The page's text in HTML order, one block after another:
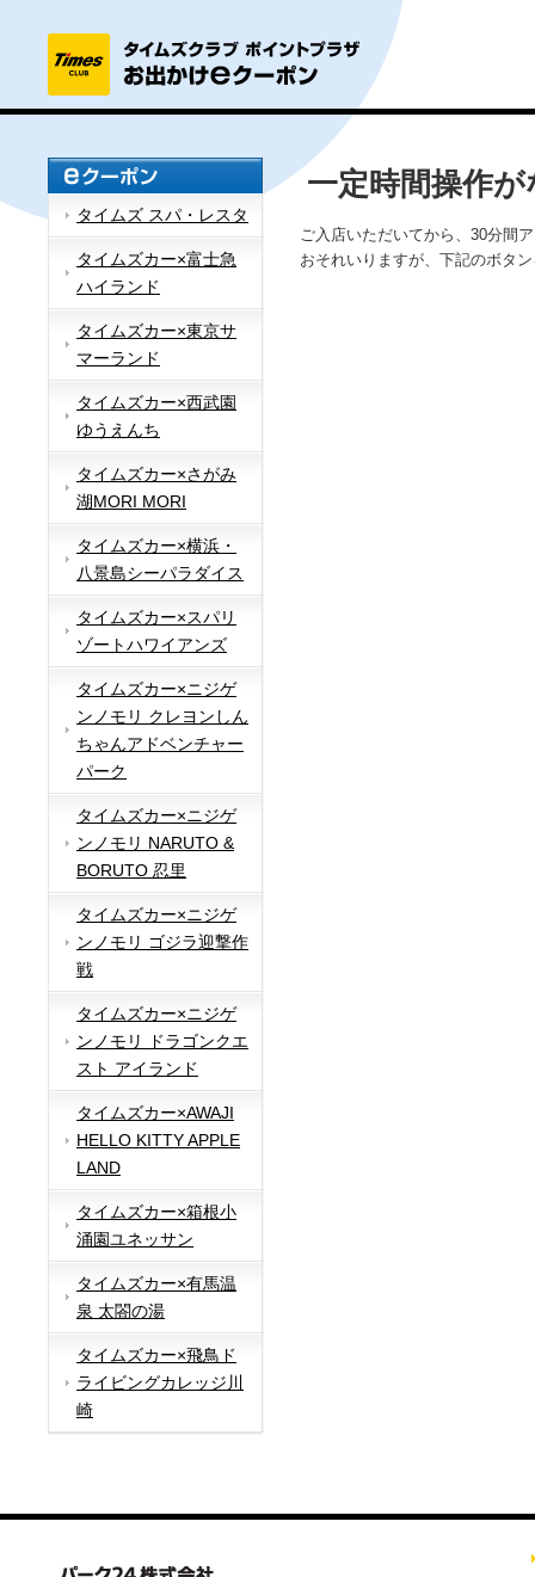
タイムズ スパ・レスタ
タイムズカー×富士急
ハイランド
タイムズカー×東京サ
マーランド
タイムズカー×西武園
ゆうえんち
タイムズカー×さがみ
湖MORI MORI
タイムズカー×横浜・
八景島シーパラダイス
タイムズカー×スパリ
ゾートハワイアンズ
タイムズカー×ニジゲ
ンノモリ クレヨンしん
ちゃんアドベンチャー
パーク
タイムズカー×ニジゲ
ンノモリ NARUTO &
BORUTO 忍里
タイムズカー×ニジゲ
ンノモリ ゴジラ迎撃作
戦
タイムズカー×ニジゲ
ンノモリ ドラゴンクエ
スト アイランド
タイムズカー×AWAJI
HELLO KITTY APPLE
LAND
タイムズカー×箱根小
涌園ユネッサン
タイムズカー×有馬温
泉 太閤の湯
タイムズカー×飛鳥ド
ライビングカレッジ川
崎
一定時間操作
ご入店いただいてから、30分間
おそれいりますが、下記のボタ